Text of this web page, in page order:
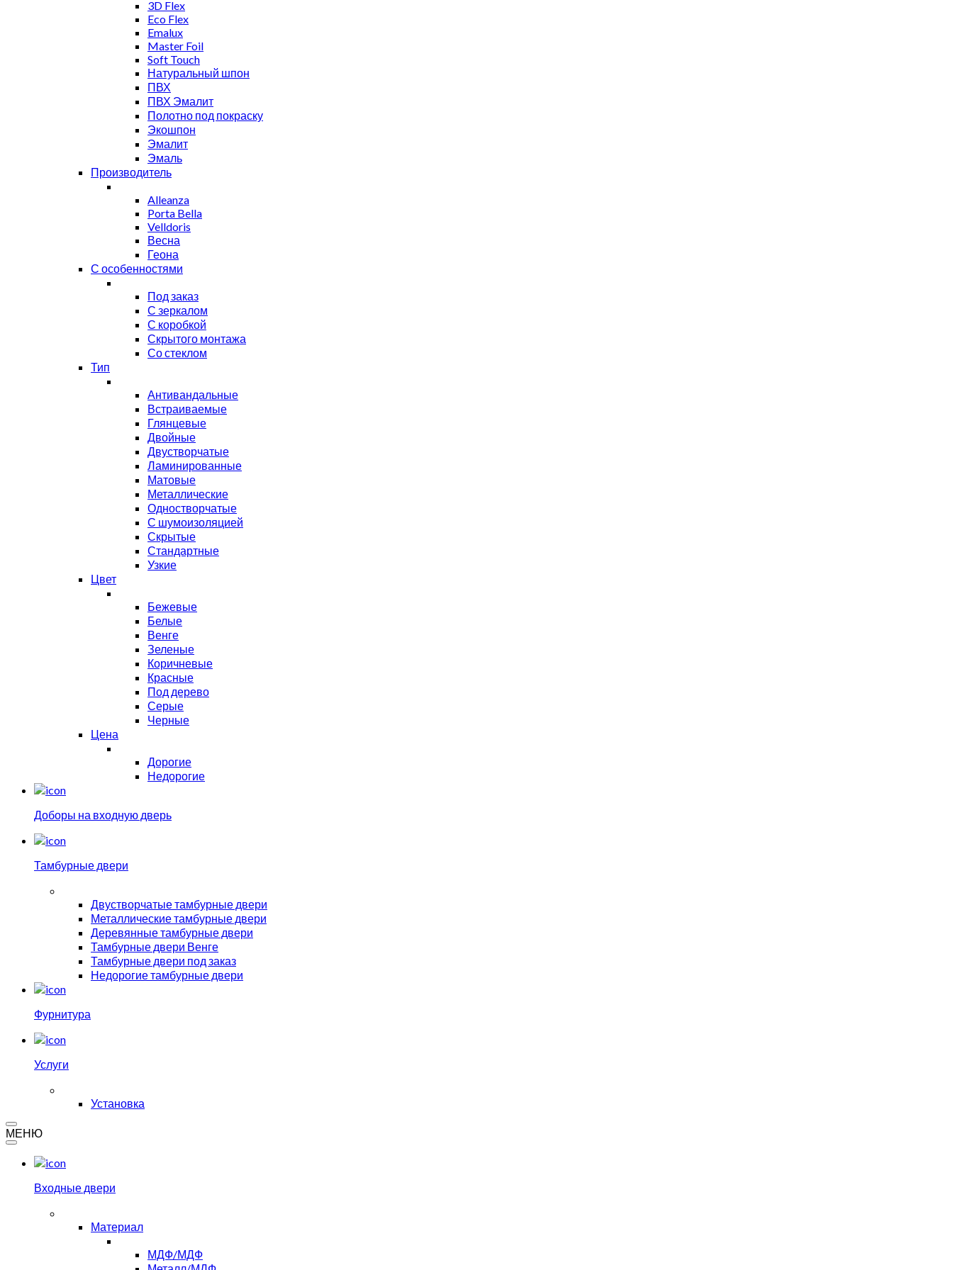
3D Flex
Eco Flex
Emalux
Master Foil
Soft Touch
Натуральный шпон
ПВХ
ПВХ Эмалит
Полотно под покраску
Экошпон
Эмалит
Эмаль
Производитель
Alleanza
Porta Bella
Velldoris
Весна
Геона
С особенностями
Под заказ
С зеркалом
С коробкой
Скрытого монтажа
Со стеклом
Тип
Антивандальные
Встраиваемые
Глянцевые
Двойные
Двустворчатые
Ламинированные
Матовые
Металлические
Одностворчатые
С шумоизоляцией
Скрытые
Стандартные
Узкие
Цвет
Бежевые
Белые
Венге
Зеленые
Коричневые
Красные
Под дерево
Серые
Черные
Цена
Дорогие
Недорогие
Доборы на входную дверь
Тамбурные двери
Двустворчатые тамбурные двери
Металлические тамбурные двери
Деревянные тамбурные двери
Тамбурные двери Венге
Тамбурные двери под заказ
Недорогие тамбурные двери
Фурнитура
Услуги
Установка
МЕНЮ
Входные двери
Материал
МДФ/МДФ